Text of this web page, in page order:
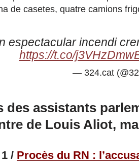
de casetes, quatre camions
espectacular incendi
https://t.co/
— 324.cat
des assistants
de Louis Aliot,
/ Procès du RN :